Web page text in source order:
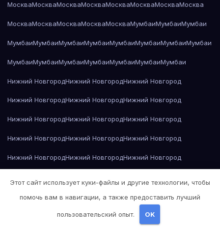
МоскваМоскваМоскваМоскваМоскваМоскваМоскваМосква
МоскваМоскваМоскваМоскваМоскваМумбаиМумбаиМумбаи
МумбаиМумбаиМумбаиМумбаиМумбаиМумбаиМумбаиМумбаи
МумбаиМумбаиМумбаиМумбаиМумбаиМумбаиМумбаи
Нижний НовгородНижний НовгородНижний Новгород
Нижний НовгородНижний НовгородНижний Новгород
Нижний НовгородНижний НовгородНижний Новгород
Нижний НовгородНижний НовгородНижний Новгород
Нижний НовгородНижний НовгородНижний Новгород
Нижний Новгород Николай Гоголь — Мёртвые души
Николай Гоголь — Мёртвые души
Этот сайт использует куки-файлы и другие технологии, чтобы
помочь вам в навигации, а также предоставить лучший
пользовательский опыт. OK